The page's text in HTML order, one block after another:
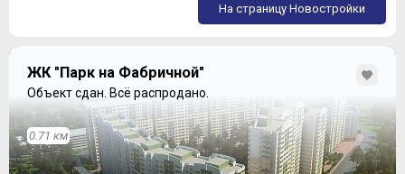
На страницу Новостройки
ЖК "Парк на Фабричной"
Объект сдан. Всё распродано.
0.71 км